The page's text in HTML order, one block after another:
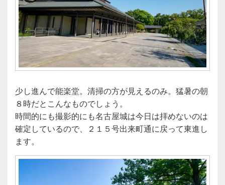
少し進んで能楽堂。清掃の方が見えるのみ。猛暑の朝
８時だとこんなものでしょう。
時間的にも撮影的にも名古屋城は今日は拝めないのは
確定しているので、２１５号出来町通に戻って東進し
ます。